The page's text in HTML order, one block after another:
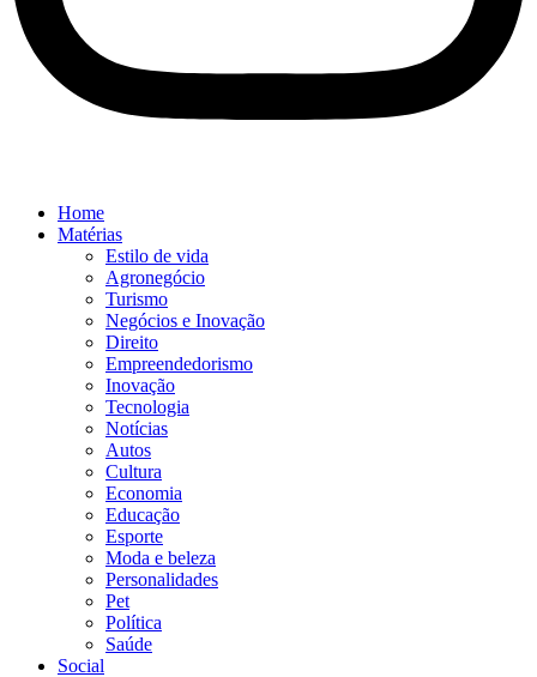
Home
Matérias
Estilo de vida
Agronegócio
Turismo
Negócios e Inovação
Direito
Empreendedorismo
Inovação
Tecnologia
Notícias
Autos
Cultura
Economia
Educação
Esporte
Moda e beleza
Personalidades
Pet
Política
Saúde
Social